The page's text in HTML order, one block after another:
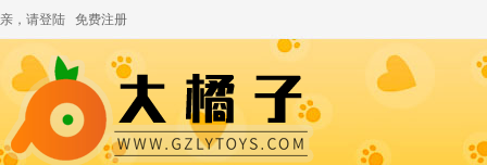
亲，请登陆 免费注册